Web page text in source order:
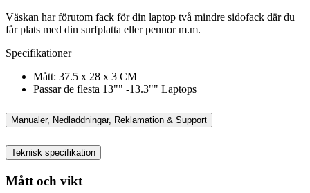
Väskan har förutom fack för din laptop två mindre sidofack där du
får plats med din surfplatta eller pennor m.m.
Specifikationer
Mått: 37.5 x 28 x 3 CM
Passar de flesta 13"" -13.3"" Laptops
Manualer, Nedladdningar, Reklamation & Support
Teknisk specifikation
Mått och vikt